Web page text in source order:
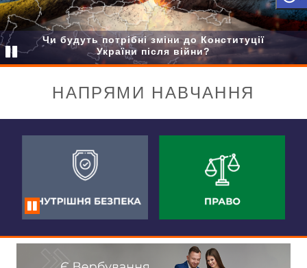
Чи будуть потрібні зміни до Конституції
України після війни?
НАПРЯМИ НАВЧАННЯ